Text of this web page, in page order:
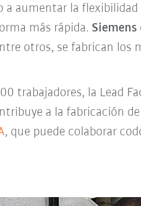
aumentar la flexibilidad
más rápida. Siemens
otros, se fabrican los
trabajadores, la Lead
a la fabricación
, que puede colaborar